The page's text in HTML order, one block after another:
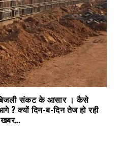
बिजली संकट के आसार । कैसे
? क्यों दिन-ब-दिन तेज हो रही
खबर…